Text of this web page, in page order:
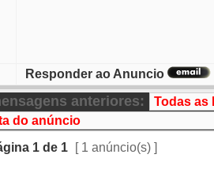
Responder ao Anuncio
anteriores:
1 de 1 [ 1 anúncio(s) ]